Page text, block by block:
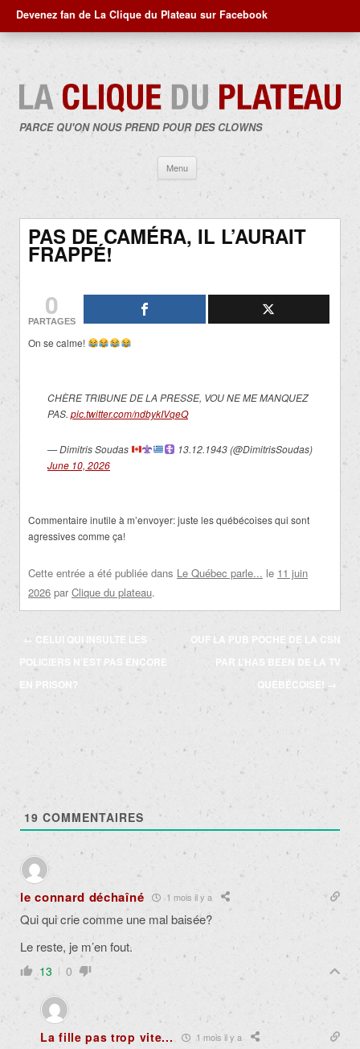
Devenez fan de La Clique du Plateau sur Facebook
PARCE QU'ON NOUS PREND POUR DES CLOWNS
Menu
contenu
PAS DE CAMÉRA, IL L’AURAIT
FRAPPÉ!
0
PARTAGES
On se calme!
CHÈRE TRIBUNE DE LA PRESSE, VOU NE ME MANQUEZ
PAS. pic.twitter.com/ndbykIVqeQ
— Dimitris Soudas
13.12.1943 (@DimitrisSoudas)
June 10, 2026
Commentaire inutile à m’envoyer: juste les québécoises qui sont
agressives comme ça!
Cette entrée a été publiée dans Le Québec parle... le 11 juin
2026 par Clique du plateau.
Navigation
des
articles
← CELUI QUI INSULTE LES
POLICIERS N’EST PAS ENCORE
EN PRISON?
OUF LA PUB POCHE DE LA CSN
PAR L’HAS BEEN DE LA TV
QUÉBÉCOISE!
19 COMMENTAIRES
le connard déchaîné 1 mois il y a
Qui qui crie comme une mal baisée?
Le reste, je m’en fout.
13 0
La fille pas trop vite... 1 mois il y a